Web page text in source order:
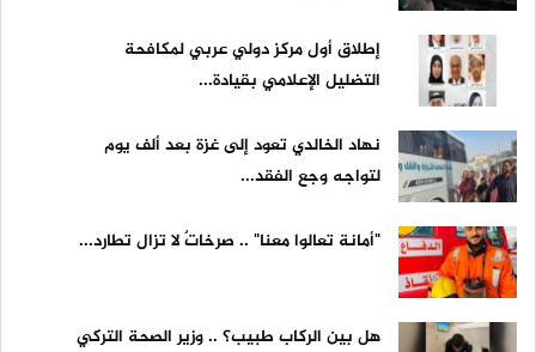
إطلاق أول مركز دولي عربي لمكافحة
التضليل الإعلامي بقيادة...
نهاد الخالدي تعود إلى غزة بعد ألف يوم
لتواجه وجع الفقد...
"أمانة تعالوا معنا" .. صرخاتٌ لا تزال تطارد...
هل بين الركاب طبيب؟ .. وزير الصحة التركي